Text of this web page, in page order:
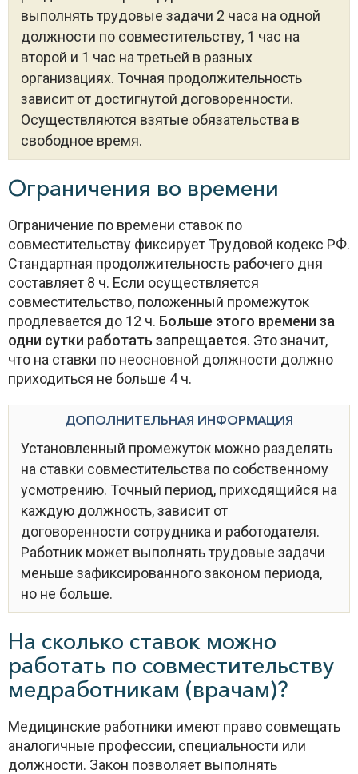
выполнять трудовые задачи 2 часа на одной
должности по совместительству, 1 час на
второй и 1 час на третьей в разных
организациях. Точная продолжительность
зависит от достигнутой договоренности.
Осуществляются взятые обязательства в
свободное время.
Ограничения во времени
Ограничение по времени ставок по
совместительству фиксирует Трудовой кодекс РФ.
Стандартная продолжительность рабочего дня
составляет 8 ч. Если осуществляется
совместительство, положенный промежуток
продлевается до 12 ч. Больше этого времени за
одни сутки работать запрещается. Это значит,
что на ставки по неосновной должности должно
приходиться не больше 4 ч.
ДОПОЛНИТЕЛЬНАЯ ИНФОРМАЦИЯ
Установленный промежуток можно разделять
на ставки совместительства по собственному
усмотрению. Точный период, приходящийся на
каждую должность, зависит от
договоренности сотрудника и работодателя.
Работник может выполнять трудовые задачи
меньше зафиксированного законом периода,
но не больше.
На сколько ставок можно
работать по совместительству
медработникам (врачам)?
Медицинские работники имеют право совмещать
аналогичные профессии, специальности или
должности. Закон позволяет выполнять